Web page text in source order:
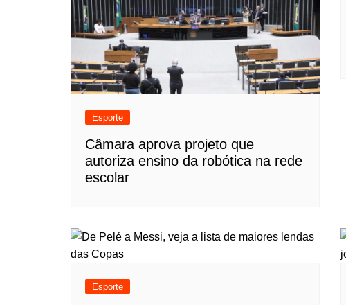
Esporte
Câmara aprova projeto que
autoriza ensino da robótica na rede
escolar
Esporte